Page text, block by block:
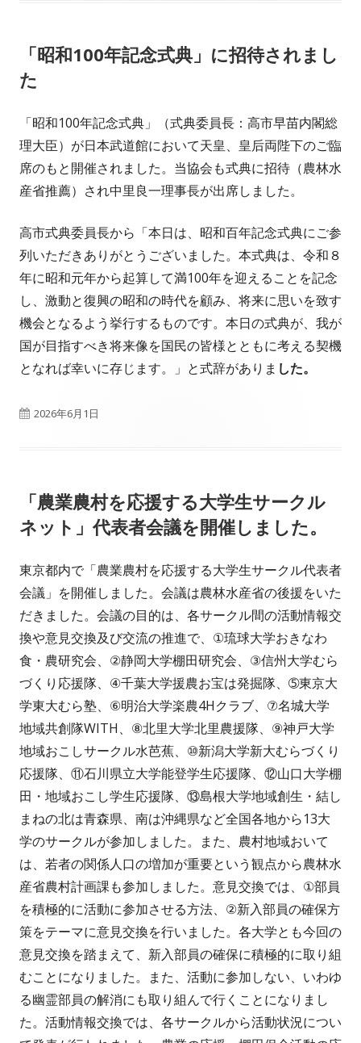
「昭和100年記念式典」に招待されまし
た
「昭和100年記念式典」（式典委員長：高市早苗内閣総
理大臣）が日本武道館において天皇、皇后両陛下のご臨
席のもと開催されました。当協会も式典に招待（農林水
産省推薦）され中里良一理事長が出席しました。
高市式典委員長から「本日は、昭和百年記念式典にご参
列いただきありがとうございました。本式典は、令和８
年に昭和元年から起算して満100年を迎えることを記念
し、激動と復興の昭和の時代を顧み、将来に思いを致す
機会となるよう挙行するものです。本日の式典が、我が
国が目指すべき将来像を国民の皆様とともに考える契機
となれば幸いに存じます。」と式辞がありま した。
公
2026年6月1日
「農業農村を応援する大学生サークル
ネット」代表者会議を開催しました。
東京都内で「農業農村を応援する大学生サークル代表者
会議」を開催しました。会議は農林水産省の後援をいた
だきました。会議の目的は、各サークル間の活動情報交
換や意見交換及び交流の推進で、①琉球大学おきなわ
食・農研究会、②静岡大学棚田研究会、③信州大学むら
づくり応援隊、④千葉大学援農お宝は発掘隊、➄東京大
学東大むら塾、⑥明治大学楽農4Hクラブ、⑦名城大学
地域共創隊WITH、⑧北里大学北里農援隊、⑨神戸大学
地域おこしサークル水芭蕉、⑩新潟大学新大むらづくり
応援隊、⑪石川県立大学能登学生応援隊、⑫山口大学棚
田・地域おこし学生応援隊、⑬島根大学地域創生・結し
まねの北は青森県、南は沖縄県など全国各地から13大
学のサークルが参加しました。また、農村地域おいて
は、若者の関係人口の増加が重要という観点から農林水
産省農村計画課も参加しました。意見交換では、①部員
を積極的に活動に参加させる方法、②新入部員の確保方
策をテーマに意見交換を行いました。各大学とも今回の
意見交換を踏まえて、新入部員の確保に積極的に取り組
むことになりました。また、活動に参加しない、いわゆ
る幽霊部員の解消にも取り組んで行くことになりまし
た。活動情報交換では、各サークルから活動状況につい